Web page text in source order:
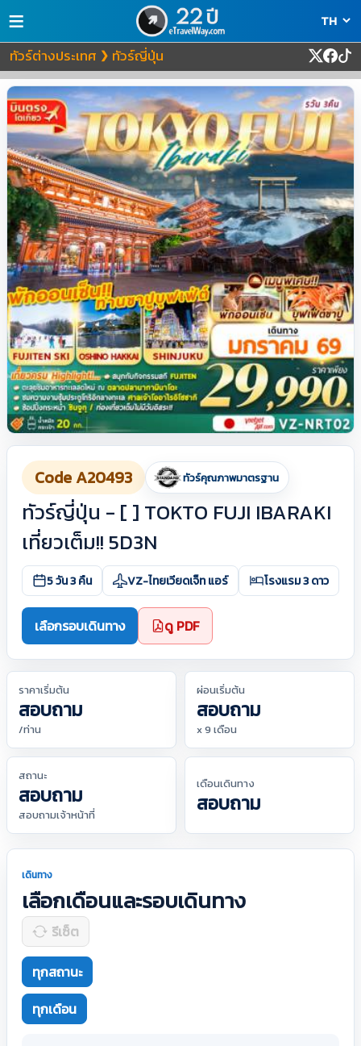
≡
ทัวร์ต่างประเทศ ❯ ทัวร์ญี่ปุ่น
Code A20493 ทัวร์คุณภาพมาตรฐาน
ทัวร์ญี่ปุ่น - [ ] TOKTO FUJI IBARAKI
เที่ยวเต็ม!! 5D3N
5 วัน 3 คืน VZ-ไทยเวียดเจ็ท แอร์ โรงแรม 3 ดาว
เลือกรอบเดินทาง ดู PDF
ราคาเริ่มต้น
สอบถาม
/ท่าน
ผ่อนเริ่มต้น
สอบถาม
x 9 เดือน
สถานะ
สอบถาม
สอบถามเจ้าหน้าที่
เดือนเดินทาง
สอบถาม
เดินทาง
เลือกเดือนและรอบเดินทาง
รีเซ็ต
ทุกสถานะ
ทุกเดือน